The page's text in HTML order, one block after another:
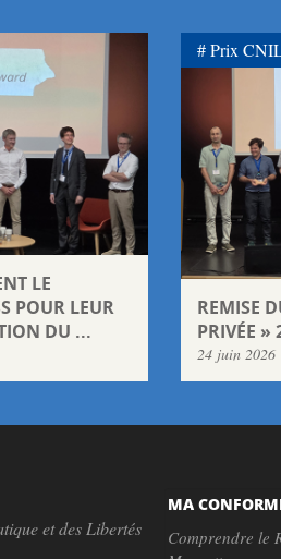
LE
POUR LEUR
DU ...
REMISE
PRIVÉE »
24 juin 2026
Prix
et des Libertés
MA
Comprendre le